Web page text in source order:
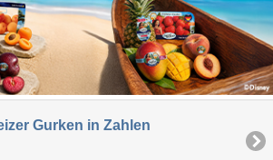
Gurken in Zahlen